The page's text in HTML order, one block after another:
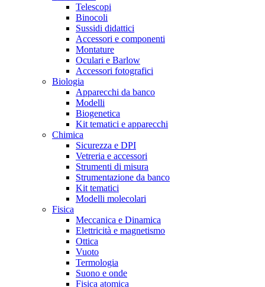
Telescopi
Binocoli
Sussidi didattici
Accessori e componenti
Montature
Oculari e Barlow
Accessori fotografici
Biologia
Apparecchi da banco
Modelli
Biogenetica
Kit tematici e apparecchi
Chimica
Sicurezza e DPI
Vetreria e accessori
Strumenti di misura
Strumentazione da banco
Kit tematici
Modelli molecolari
Fisica
Meccanica e Dinamica
Elettricità e magnetismo
Ottica
Vuoto
Termologia
Suono e onde
Fisica atomica